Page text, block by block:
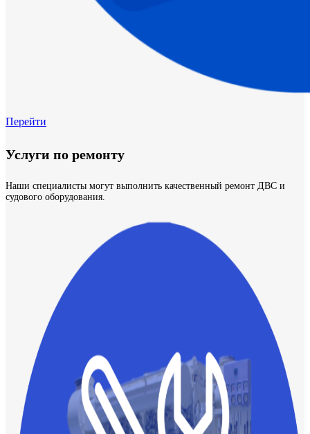
Перейти
Услуги по ремонту
Наши специалисты могут выполнить качественный ремонт ДВС и
судового оборудования.